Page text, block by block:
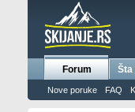
Forum
Nove poruke FAQ
Šta